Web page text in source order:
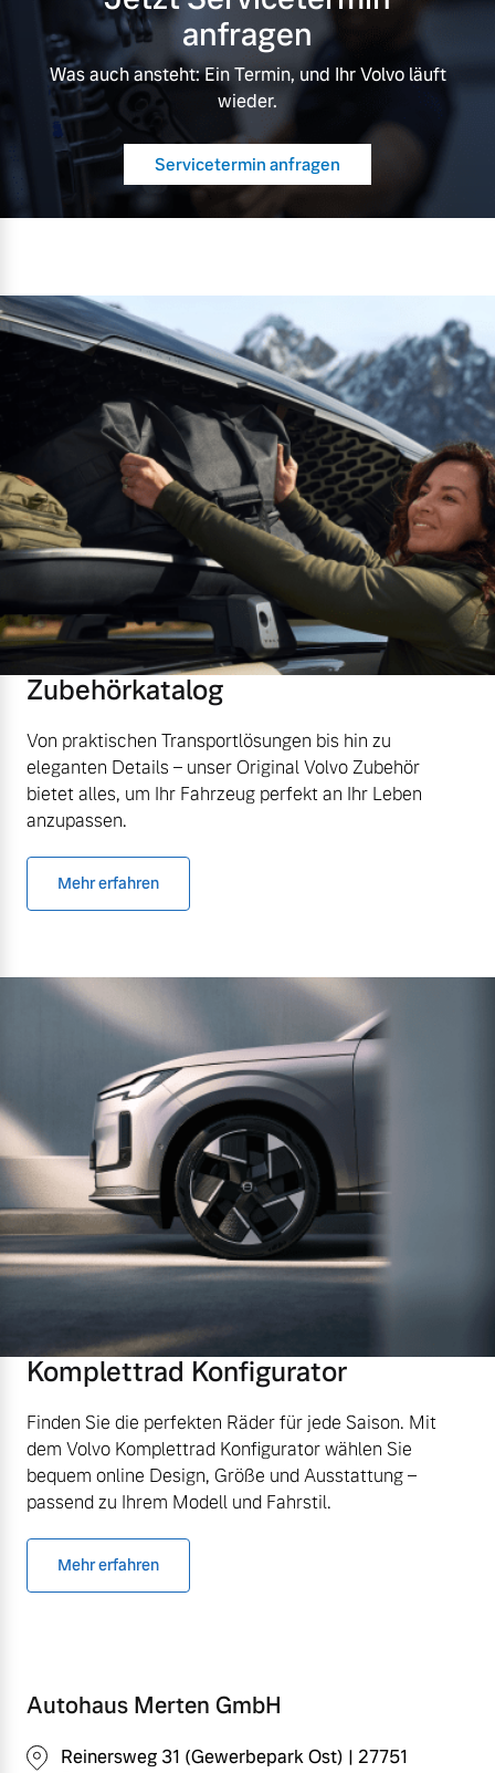
anfragen
Was auch ansteht: Ein Termin, und Ihr Volvo läuft
wieder.
Servicetermin anfragen
Zubehörkatalog
Von praktischen Transportlösungen bis hin zu
eleganten Details – unser Original Volvo Zubehör
bietet alles, um Ihr Fahrzeug perfekt an Ihr Leben
anzupassen.
Mehr erfahren
Komplettrad Konfigurator
Finden Sie die perfekten Räder für jede Saison. Mit
dem Volvo Komplettrad Konfigurator wählen Sie
bequem online Design, Größe und Ausstattung –
passend zu Ihrem Modell und Fahrstil.
Mehr erfahren
Autohaus Merten GmbH
Reinersweg 31 (Gewerbepark Ost) | 27751